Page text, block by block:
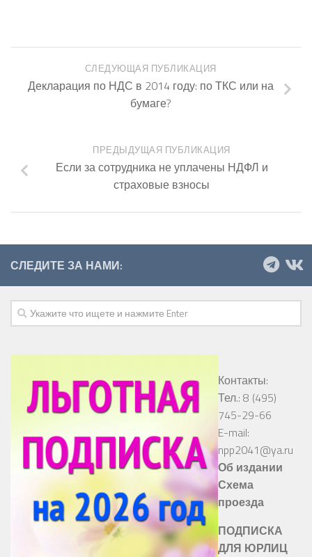
СЛЕДУЮЩАЯ ПУБЛИКАЦИЯ
Декларация по НДС в 2014 году: по ТКС или на
бумаге?
ПРЕДЫДУЩАЯ ПУБЛИКАЦИЯ
Если за сотрудника не уплачены НДФЛ и
страховые взносы
СЛЕДИТЕ ЗА НАМИ:
Контакты:
Тел.: 8 (495)
745-29-66
E-mail:
npp2041@ya.ru
Об издании
Схема
проезда
ПОДПИСКА
ДЛЯ ЮРЛИЦ